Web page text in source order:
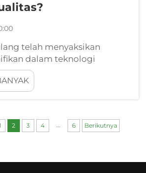
telah menyaksikan
dalam teknologi
khususnya dalam
sistem pabrik pencuci botol
Fasilitas khusus ini
2 3 4 ... 6 Berikutnya